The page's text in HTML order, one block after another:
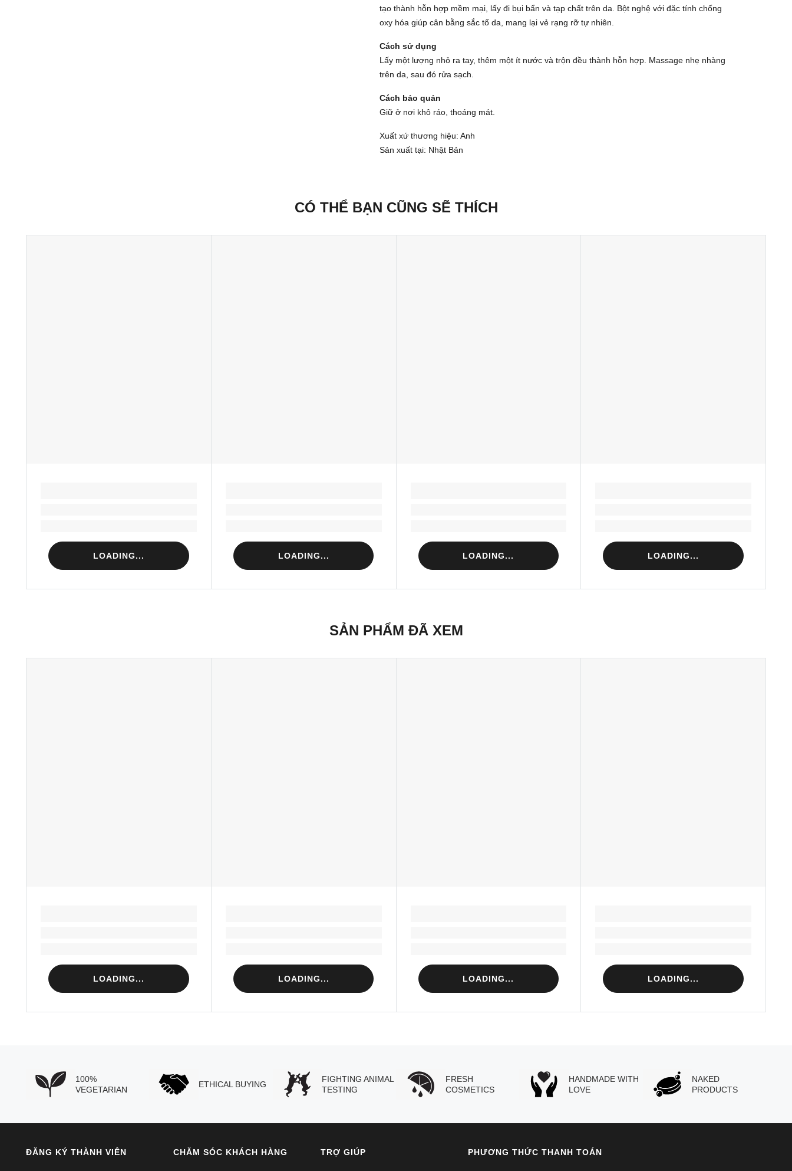
tạo thành hỗn hợp mềm mại, lấy đi bụi bẩn và tạp chất trên da. Bột nghệ với đặc tính chống
oxy hóa giúp cân bằng sắc tố da, mang lại vẻ rạng rỡ tự nhiên.
Cách sử dụng
Lấy một lượng nhỏ ra tay, thêm một ít nước và trộn đều thành hỗn hợp. Massage nhẹ nhàng
trên da, sau đó rửa sạch.
Cách bảo quản
Giữ ở nơi khô ráo, thoáng mát.
Xuất xứ thương hiệu: Anh
Sản xuất tại: Nhật Bản
CÓ THỂ BẠN CŨNG SẼ THÍCH
LOADING... LOADING... LOADING... LOADING...
SẢN PHẨM ĐÃ XEM
LOADING... LOADING... LOADING... LOADING...
100%
VEGETARIAN
ETHICAL BUYING
FIGHTING ANIMAL
TESTING
FRESH
COSMETICS
HANDMADE WITH
LOVE
NAKED
PRODUCTS
ĐĂNG KÝ THÀNH VIÊN CHĂM SÓC KHÁCH HÀNG TRỢ GIÚP PHƯƠNG THỨC THANH TOÁN